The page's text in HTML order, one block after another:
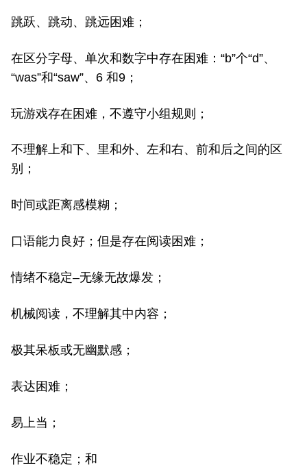
跳跃、跳动、跳远困难；
在区分字母、单次和数字中存在困难：“b”个“d”、
“was”和“saw”、6 和9；
玩游戏存在困难，不遵守小组规则；
不理解上和下、里和外、左和右、前和后之间的区
别；
时间或距离感模糊；
口语能力良好；但是存在阅读困难；
情绪不稳定–无缘无故爆发；
机械阅读，不理解其中内容；
极其呆板或无幽默感；
表达困难；
易上当；
作业不稳定；和